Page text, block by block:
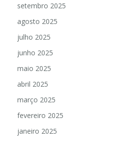
setembro 2025
agosto 2025
julho 2025
junho 2025
maio 2025
abril 2025
março 2025
fevereiro 2025
janeiro 2025